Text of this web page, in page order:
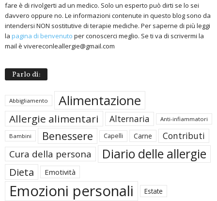
fare è di rivolgerti ad un medico. Solo un esperto può dirti se lo sei
davvero oppure no. Le informazioni contenute in questo blog sono da
intendersi NON sostitutive di terapie mediche. Per saperne di più leggi
la pagina di benvenuto per conoscerci meglio. Se ti va di scrivermi la
mail è vivereconleallergie@gmail.com
Parlo di:
Abbigliamento Alimentazione
Allergie alimentari Alternaria Anti-infiammatori
Bambini Benessere Capelli Carne Contributi
Cura della persona Diario delle allergie
Dieta Emotività
Emozioni personali Estate